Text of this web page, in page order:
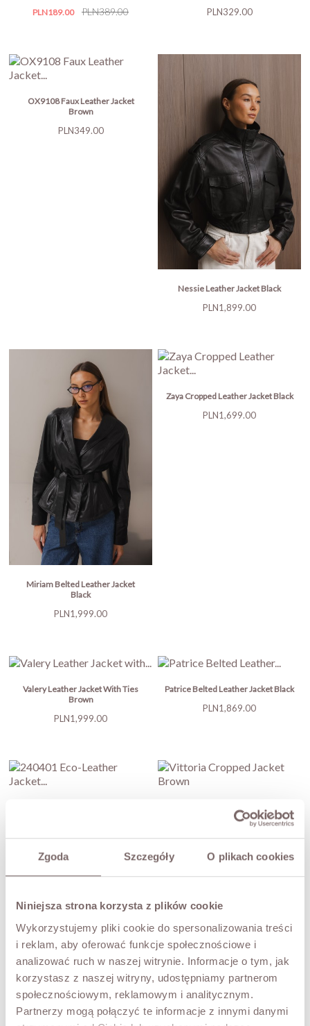
Zgoda Szczegóły O plikach cookies
Niniejsza strona korzysta z plików cookie
Wykorzystujemy pliki cookie do spersonalizowania treści
i reklam, aby oferować funkcje społecznościowe i
analizować ruch w naszej witrynie. Informacje o tym, jak
korzystasz z naszej witryny, udostępniamy partnerom
społecznościowym, reklamowym i analitycznym.
Partnerzy mogą połączyć te informacje z innymi danymi
Price
PLN189.00
Regular
PLN389.00 Price
PLN329.00
OX9108 Faux Leather Jacket
Brown
Price
PLN349.00
Nessie Leather Jacket Black
Price
PLN1,899.00
Miriam Belted Leather Jacket
Black
Price
PLN1,999.00
Zaya Cropped Leather Jacket Black
Price
PLN1,699.00
Valery Leather Jacket With Ties
Brown
Price
PLN1,999.00
Patrice Belted Leather Jacket Black
Price
PLN1,869.00
Vittoria Cropped Jacket Brown
PLN629.00
Vera Leather Jacket Black
PLN1,799.00
Price
PLN379.00
2188 Eco-Leather Jacket Black
2207 Eco-Leather Biker Jacket
Black